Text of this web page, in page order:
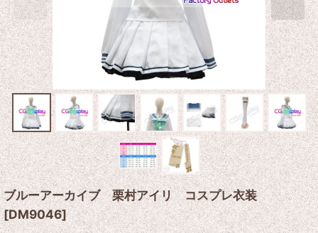
ブルーアーカイブ 栗村アイリ コスプレ衣装
[DM9046]